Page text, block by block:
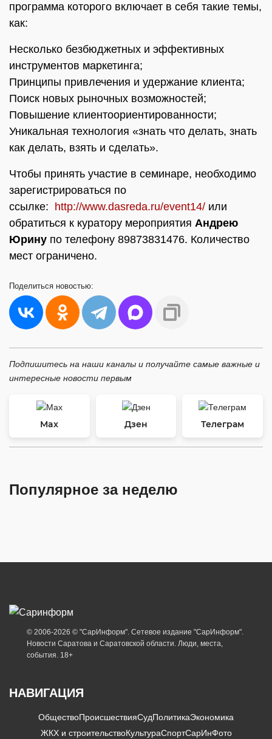
программа которого включает в себя такие темы,
как:
Несколько безбюджетных и эффективных
инструментов маркетинга;
Принципы привлечения и удержание клиента;
Поиск новых рыночных возможностей;
Повышение клиентоориентированности;
Уникальная технология «знать что делать, знать
как делать, взять и сделать».
Чтобы принять участие в семинаре, необходимо
зарегистрироваться по
ссылке: http://www.dasreda.ru/event14/ или
обратиться к куратору мероприятия Андрею
Юрину по телефону 89873831476. Количество
мест ограничено.
Поделиться новостью:
Подпишитесь на наши каналы и получайте самые важные и
интересные новости первым
Max Дзен Телеграм
Популярное за неделю
© 2006-2026 © "СарИнформ". Сетевое издание "СарИнформ".
Новости Саратова и Саратовской области. Люди, места,
события. 18+
НАВИГАЦИЯ
ОбществоПроисшествияСудПолитикаЭкономика
ЖКХ и строительствоКультураСпортСарИнФото